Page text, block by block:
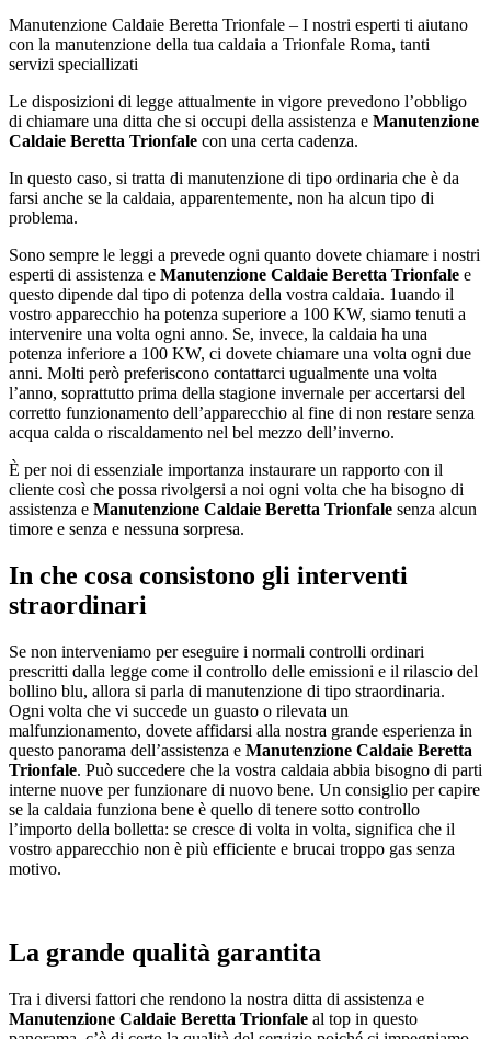
Manutenzione Caldaie Beretta Trionfale – I nostri esperti ti aiutano
con la manutenzione della tua caldaia a Trionfale Roma, tanti
servizi speciallizati
Le disposizioni di legge attualmente in vigore prevedono l’obbligo
di chiamare una ditta che si occupi della assistenza e Manutenzione
Caldaie Beretta Trionfale con una certa cadenza.
In questo caso, si tratta di manutenzione di tipo ordinaria che è da
farsi anche se la caldaia, apparentemente, non ha alcun tipo di
problema.
Sono sempre le leggi a prevede ogni quanto dovete chiamare i nostri
esperti di assistenza e Manutenzione Caldaie Beretta Trionfale e
questo dipende dal tipo di potenza della vostra caldaia. 1uando il
vostro apparecchio ha potenza superiore a 100 KW, siamo tenuti a
intervenire una volta ogni anno. Se, invece, la caldaia ha una
potenza inferiore a 100 KW, ci dovete chiamare una volta ogni due
anni. Molti però preferiscono contattarci ugualmente una volta
l’anno, soprattutto prima della stagione invernale per accertarsi del
corretto funzionamento dell’apparecchio al fine di non restare senza
acqua calda o riscaldamento nel bel mezzo dell’inverno.
È per noi di essenziale importanza instaurare un rapporto con il
cliente così che possa rivolgersi a noi ogni volta che ha bisogno di
assistenza e Manutenzione Caldaie Beretta Trionfale senza alcun
timore e senza e nessuna sorpresa.
In che cosa consistono gli interventi
straordinari
Se non interveniamo per eseguire i normali controlli ordinari
prescritti dalla legge come il controllo delle emissioni e il rilascio del
bollino blu, allora si parla di manutenzione di tipo straordinaria.
Ogni volta che vi succede un guasto o rilevata un
malfunzionamento, dovete affidarsi alla nostra grande esperienza in
questo panorama dell’assistenza e Manutenzione Caldaie Beretta
Trionfale. Può succedere che la vostra caldaia abbia bisogno di parti
interne nuove per funzionare di nuovo bene. Un consiglio per capire
se la caldaia funziona bene è quello di tenere sotto controllo
l’importo della bolletta: se cresce di volta in volta, significa che il
vostro apparecchio non è più efficiente e brucai troppo gas senza
motivo.
La grande qualità garantita
Tra i diversi fattori che rendono la nostra ditta di assistenza e
Manutenzione Caldaie Beretta Trionfale al top in questo